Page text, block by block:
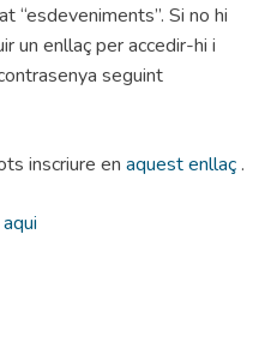
“esdeveniments”. Si no hi
un enllaç per accedir-hi i
seguint
inscriure en aquest enllaç.
aqui